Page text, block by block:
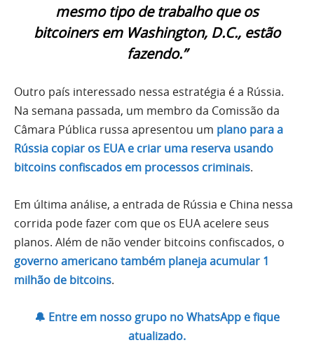
mesmo tipo de trabalho que os
bitcoiners em Washington, D.C., estão
fazendo.”
Outro país interessado nessa estratégia é a Rússia.
Na semana passada, um membro da Comissão da
Câmara Pública russa apresentou um plano para a
Rússia copiar os EUA e criar uma reserva usando
bitcoins confiscados em processos criminais.
Em última análise, a entrada de Rússia e China nessa
corrida pode fazer com que os EUA acelere seus
planos. Além de não vender bitcoins confiscados, o
governo americano também planeja acumular 1
milhão de bitcoins.
🔔 Entre em nosso grupo no WhatsApp e fique
atualizado.